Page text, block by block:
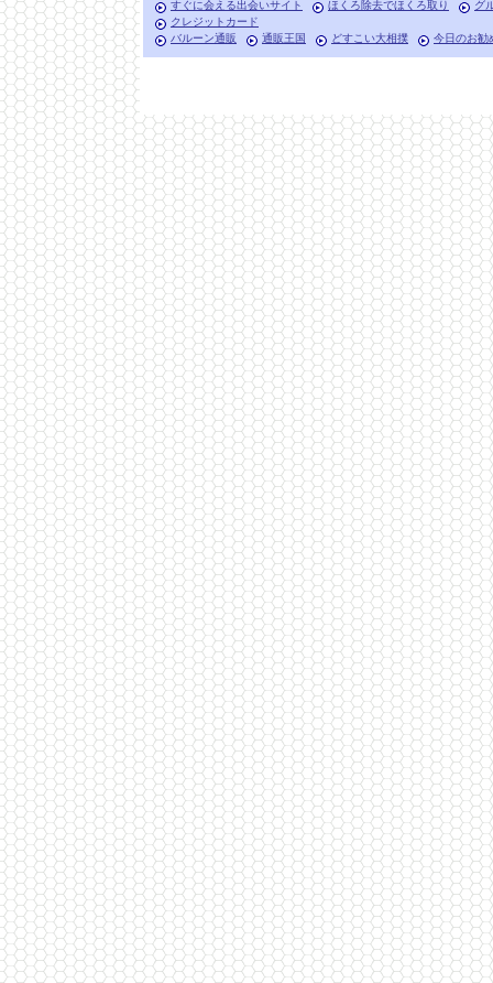
すぐに会える出会いサイト ほくろ除去でほくろ取り
グ
クレジットカード
バルーン通販
通販王国 どすこい大相撲 今日のお勧